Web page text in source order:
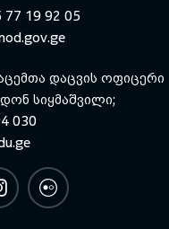
19 92 05
დაცვის ოფიცერი
სიყმაშვილი;
030